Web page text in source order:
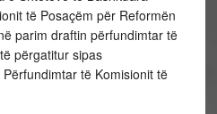
të Posaçëm për Reformën
parim draftin përfundimtar të
përgatitur sipas
të Komisionit të